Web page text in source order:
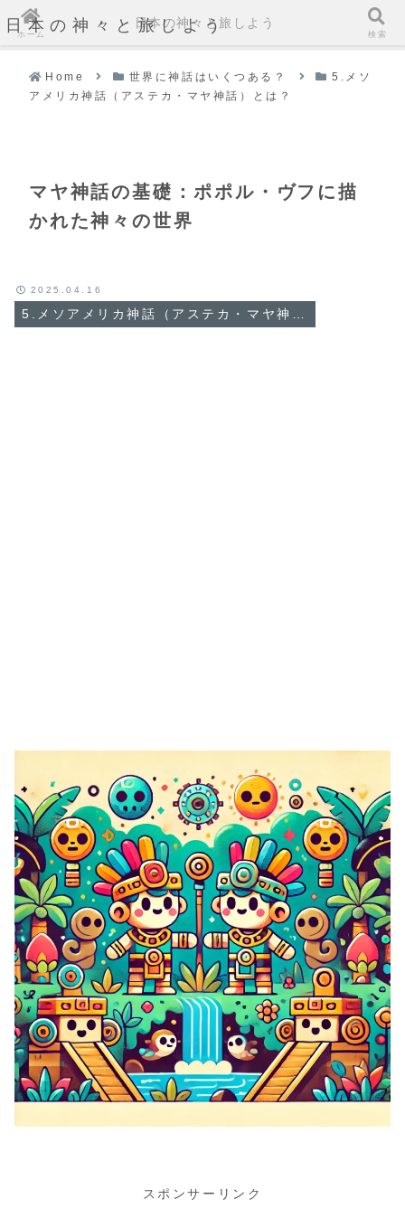
日本の神々と旅しよう
Home 世界に神話はいくつある？
5.メソ
アメリカ神話（アステカ・マヤ神話）とは？
マヤ神話の基礎：ポポル・ヴフに描
かれた神々の世界
2025.04.16
スポンサーリンク
ホーム
日本の神々と旅しよう
検索